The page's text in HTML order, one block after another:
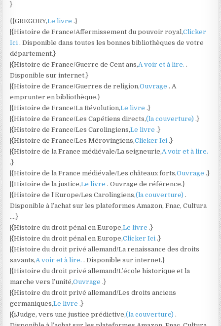
}
{{GREGORY,Le livre.}
|{Histoire de France/Affermissement du pouvoir royal,Clicker
Ici. Disponible dans toutes les bonnes bibliothèques de votre
département.}
|{Histoire de France/Guerre de Cent ans,A voir et à lire..
Disponible sur internet.}
|{Histoire de France/Guerres de religion,Ouvrage. A
emprunter en bibliothèque.}
|{Histoire de France/La Révolution,Le livre.}
|{Histoire de France/Les Capétiens directs,(la couverture).}
|{Histoire de France/Les Carolingiens,Le livre.}
|{Histoire de France/Les Mérovingiens,Clicker Ici.}
|{Histoire de la France médiévale/La seigneurie,A voir et à lire.
.}
|{Histoire de la France médiévale/Les châteaux forts,Ouvrage.}
|{Histoire de la justice,Le livre. Ouvrage de référence.}
|{Histoire de l’Europe/Les Carolingiens,(la couverture).
Disponible à l’achat sur les plateformes Amazon, Fnac, Cultura
….}
|{Histoire du droit pénal en Europe,Le livre.}
|{Histoire du droit pénal en Europe,Clicker Ici.}
|{Histoire du droit privé allemand/La renaissance des droits
savants,A voir et à lire.. Disponible sur internet.}
|{Histoire du droit privé allemand/L’école historique et la
marche vers l’unité,Ouvrage.}
|{Histoire du droit privé allemand/Les droits anciens
germaniques,Le livre.}
|{iJudge, vers une justice prédictive,(la couverture).